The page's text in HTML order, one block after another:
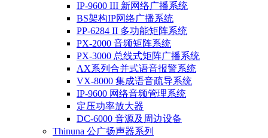
IP-9600 III 新网络广播系统
BS架构IP网络广播系统
PP-6284 II 多功能矩阵系统
PX-2000 音频矩阵系统
PX-3000 总线式矩阵广播系统
AX系列合并式语音报警系统
VX-8000 集成语音疏导系统
IP-9600 网络音频管理系统
定压功率放大器
DC-6000 音源及周边设备
Thinuna 公广扬声器系列